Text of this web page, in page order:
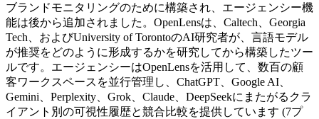
ブランドモニタリングのために構築され、エージェンシー機
能は後から追加されました。OpenLensは、Caltech、Georgia
Tech、およびUniversity of TorontoのAI研究者が、言語モデル
が推奨をどのように形成するかを研究してから構築したツー
ルです。エージェンシーはOpenLensを活用して、数百の顧
客ワークスペースを並行管理し、ChatGPT、Google AI、
Gemini、Perplexity、Grok、Claude、DeepSeekにまたがるクラ
イアント別の可視性履歴と競合比較を提供しています (7プ